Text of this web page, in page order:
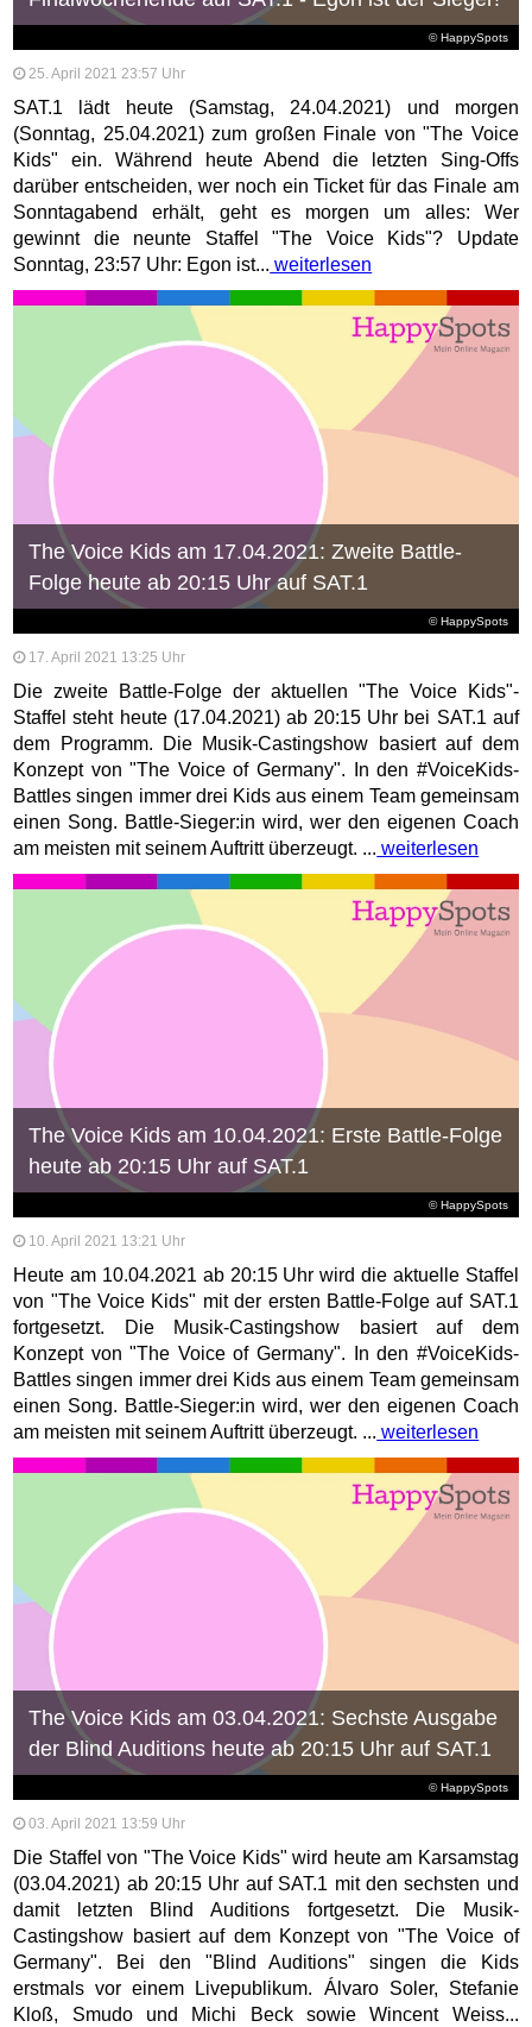
© HappySpots
25. April 2021 23:57 Uhr
SAT.1 lädt heute (Samstag, 24.04.2021) und morgen
(Sonntag, 25.04.2021) zum großen Finale von "The Voice
Kids" ein. Während heute Abend die letzten Sing-Offs
darüber entscheiden, wer noch ein Ticket für das Finale am
Sonntagabend erhält, geht es morgen um alles: Wer
gewinnt die neunte Staffel "The Voice Kids"? Update
Sonntag, 23:57 Uhr: Egon ist... weiterlesen
© HappySpots
The Voice Kids am 17.04.2021: Zweite Battle-
Folge heute ab 20:15 Uhr auf SAT.1
17. April 2021 13:25 Uhr
Die zweite Battle-Folge der aktuellen "The Voice Kids"-
Staffel steht heute (17.04.2021) ab 20:15 Uhr bei SAT.1 auf
dem Programm. Die Musik-Castingshow basiert auf dem
Konzept von "The Voice of Germany". In den #VoiceKids-
Battles singen immer drei Kids aus einem Team gemeinsam
einen Song. Battle-Sieger:in wird, wer den eigenen Coach
am meisten mit seinem Auftritt überzeugt. ... weiterlesen
© HappySpots
The Voice Kids am 10.04.2021: Erste Battle-Folge
heute ab 20:15 Uhr auf SAT.1
10. April 2021 13:21 Uhr
Heute am 10.04.2021 ab 20:15 Uhr wird die aktuelle Staffel
von "The Voice Kids" mit der ersten Battle-Folge auf SAT.1
fortgesetzt. Die Musik-Castingshow basiert auf dem
Konzept von "The Voice of Germany". In den #VoiceKids-
Battles singen immer drei Kids aus einem Team gemeinsam
einen Song. Battle-Sieger:in wird, wer den eigenen Coach
am meisten mit seinem Auftritt überzeugt. ... weiterlesen
© HappySpots
The Voice Kids am 03.04.2021: Sechste Ausgabe
der Blind Auditions heute ab 20:15 Uhr auf SAT.1
03. April 2021 13:59 Uhr
Die Staffel von "The Voice Kids" wird heute am Karsamstag
(03.04.2021) ab 20:15 Uhr auf SAT.1 mit den sechsten und
damit letzten Blind Auditions fortgesetzt. Die Musik-
Castingshow basiert auf dem Konzept von "The Voice of
Germany". Bei den "Blind Auditions" singen die Kids
erstmals vor einem Livepublikum. Álvaro Soler, Stefanie
Kloß, Smudo und Michi Beck sowie Wincent Weiss...